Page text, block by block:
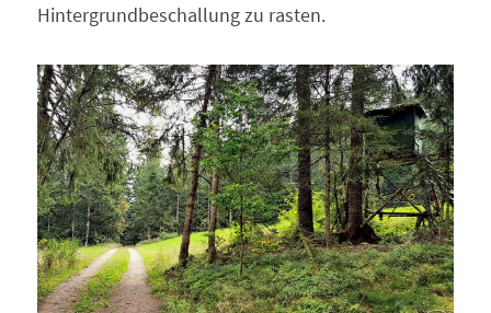
Hintergrundbeschallung zu rasten.